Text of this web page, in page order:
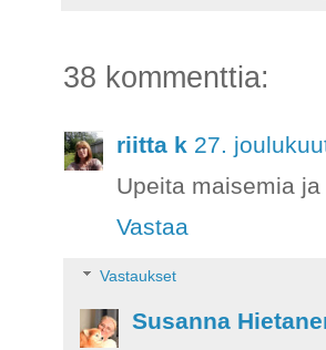
38 kommenttia:
riitta k 27.
Upeita maisemia
Vastaa
Vastaukset
Susanna